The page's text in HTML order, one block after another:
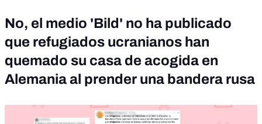
No, el medio 'Bild' no ha publicado
que refugiados ucranianos han
quemado su casa de acogida en
Alemania al prender una bandera rusa